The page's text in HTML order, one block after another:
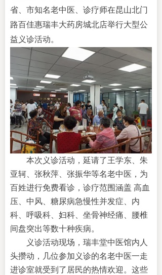
省、市知名老中医 诊疗师在昆山北门
路百佳惠瑞丰大药房城北店举行大型公
益义诊活动。
本次义诊活动， 延请了王学东、朱
亚轲、张秋萍、张振华等名老中医， 为
百姓进行免费看诊，诊疗范围涵盖 高血
压、中风、糖尿病急慢性并发症、 内
科、呼吸科、妇科、坐骨神经痛、腰椎
间盘突出等数十种疾病。
义诊活动现场， 瑞丰堂中医馆内 人
头攒动， 几位参加义诊的名老中医一走
进诊室就受到了居民的热情欢迎 。这些